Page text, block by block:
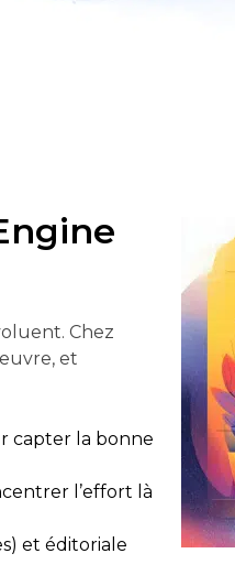
Chez
et
capter la bonne
l’effort là
et éditoriale